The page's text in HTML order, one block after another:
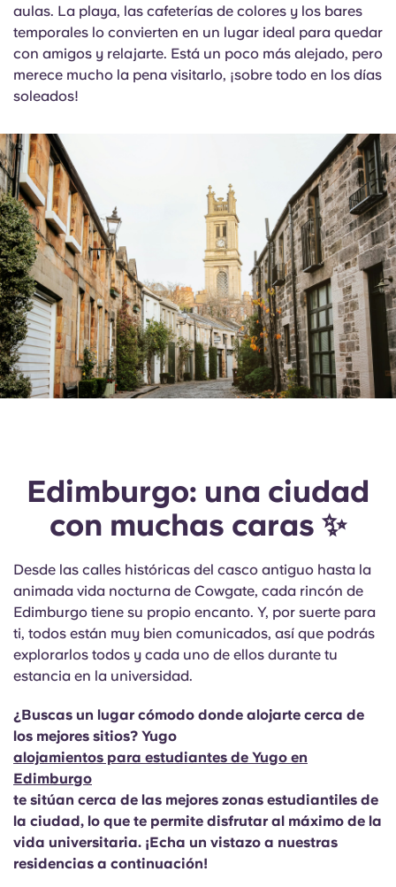
aulas. La playa, las cafeterías de colores y los bares
temporales lo convierten en un lugar ideal para quedar
con amigos y relajarte. Está un poco más alejado, pero
merece mucho la pena visitarlo, ¡sobre todo en los días
soleados!
Edimburgo: una ciudad
con muchas caras ✨
Desde las calles históricas del casco antiguo hasta la
animada vida nocturna de Cowgate, cada rincón de
Edimburgo tiene su propio encanto. Y, por suerte para
ti, todos están muy bien comunicados, así que podrás
explorarlos todos y cada uno de ellos durante tu
estancia en la universidad.
¿Buscas un lugar cómodo donde alojarte cerca de
los mejores sitios? Yugo
alojamientos para estudiantes de Yugo en
Edimburgo
te sitúan cerca de las mejores zonas estudiantiles de
la ciudad, lo que te permite disfrutar al máximo de la
vida universitaria. ¡Echa un vistazo a nuestras
residencias a continuación!